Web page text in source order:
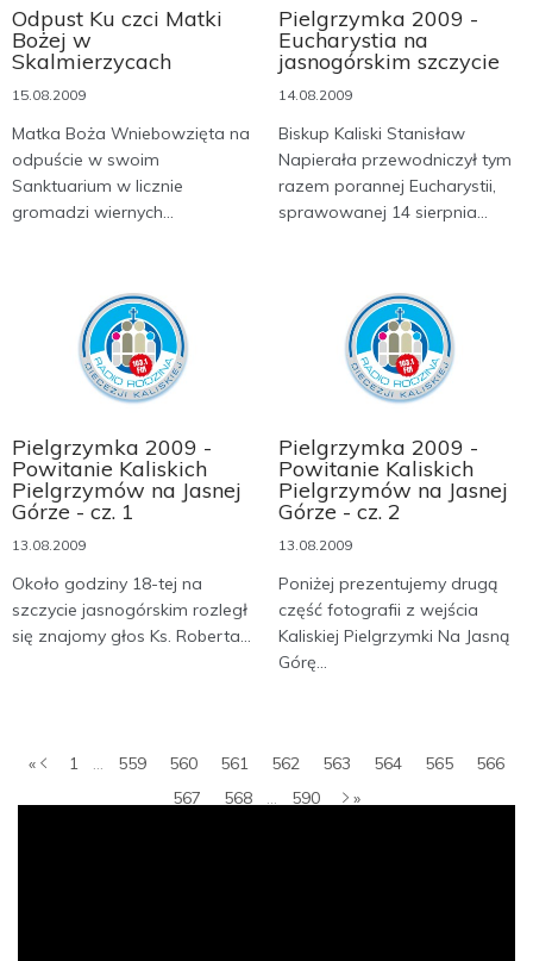
Odpust Ku czci Matki
Bożej w
Skalmierzycach
15.08.2009
Matka Boża Wniebowzięta na
odpuście w swoim
Sanktuarium w licznie
gromadzi wiernych...
Pielgrzymka 2009 -
Eucharystia na
jasnogórskim szczycie
14.08.2009
Biskup Kaliski Stanisław
Napierała przewodniczył tym
razem porannej Eucharystii,
sprawowanej 14 sierpnia...
Pielgrzymka 2009 -
Powitanie Kaliskich
Pielgrzymów na Jasnej
Górze - cz. 1
13.08.2009
Około godziny 18-tej na
szczycie jasnogórskim rozległ
się znajomy głos Ks. Roberta...
Pielgrzymka 2009 -
Powitanie Kaliskich
Pielgrzymów na Jasnej
Górze - cz. 2
13.08.2009
Poniżej prezentujemy drugą
część fotografii z wejścia
Kaliskiej Pielgrzymki Na Jasną
Górę...
« 1 559 560 561 562 563 564 565
566
567
568 590 »